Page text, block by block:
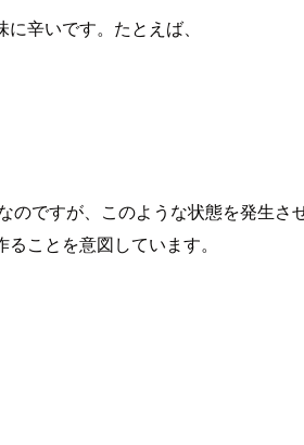
辛いです。たとえば、
ですが、このような状態を発生
ことを意図しています。